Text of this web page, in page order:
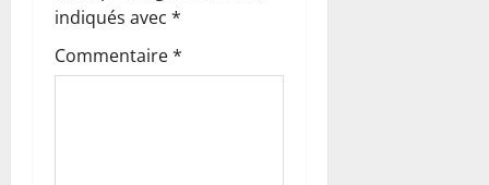
d
’
indiqués avec *
Commentaire*